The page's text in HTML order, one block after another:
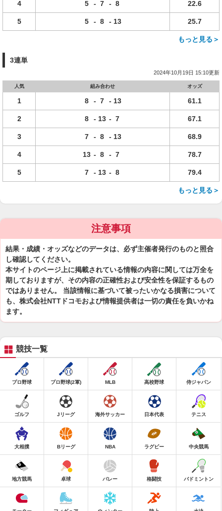
4 5 - 7 - 8 22.6
5 5 - 8 - 13 25.7
もっと見る＞
3連単
2024年10月19日 15:10更新
人気 組み合わせ オッズ
1 8 - 7 - 13 61.1
2 8 - 13 - 7 67.1
3 7 - 8 - 13 68.9
4 13 - 8 - 7 78.7
5 7 - 13 - 8 79.4
もっと見る＞
注意事項
結果・成績・オッズなどのデータは、必ず主催者発行のものと照合
し確認してください。
本サイトのページ上に掲載されている情報の内容に関しては万全を
期しておりますが、その内容の正確性および安全性を保証するもの
ではありません。 当該情報に基づいて被ったいかなる損害について
も、株式会社NTTドコモおよび情報提供者は一切の責任を負いかね
ます。
競技一覧
プロ野球 プロ野球(2軍) MLB 高校野球 侍ジャパン
ゴルフ Jリーグ 海外サッカー 日本代表 テニス
大相撲 Bリーグ NBA ラグビー 中央競馬
地方競馬 卓球 バレー 格闘技 バドミントン